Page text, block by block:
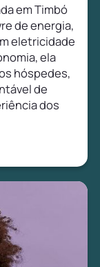
em Timbó
de energia,
eletricidade
ela
hóspedes,
de
dos